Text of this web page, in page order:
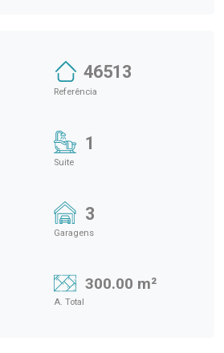
46513
Referência
1
Suite
3
Garagens
300.00 m²
A. Total